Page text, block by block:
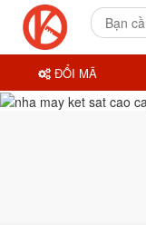
ĐỔI MÃ